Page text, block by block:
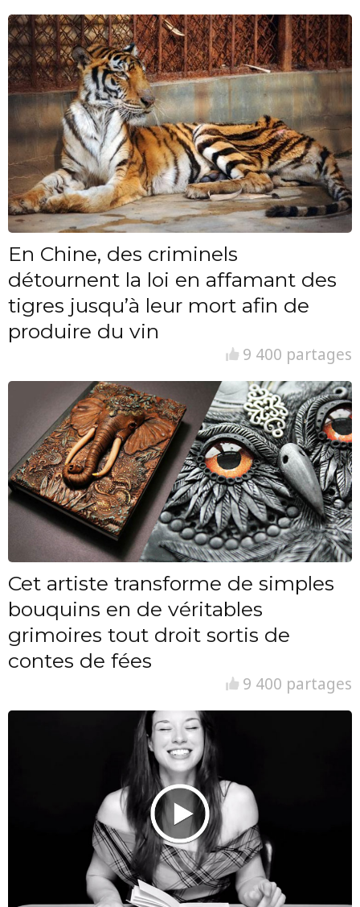
En Chine, des criminels
détournent la loi en affamant des
tigres jusqu’à leur mort afin de
produire du vin
9 400 partages
Cet artiste transforme de simples
bouquins en de véritables
grimoires tout droit sortis de
contes de fées
9 400 partages